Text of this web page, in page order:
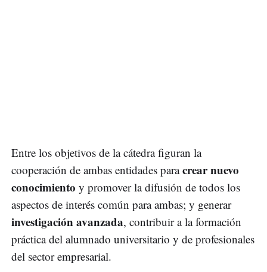
Entre los objetivos de la cátedra figuran la
cooperación de ambas entidades paracrear nuevo
conocimiento y promover la difusión de todos los
aspectos de interés común para ambas; y generar
investigación avanzada, contribuir a la formación
práctica del alumnado universitario y de profesionales
del sector empresarial.